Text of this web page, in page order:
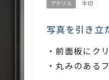
アクリル 半切
写真を引き立
・前面板にク
・丸みのある